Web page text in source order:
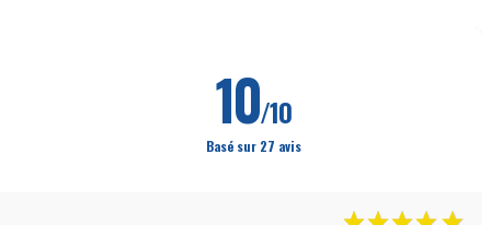
10/10
Basé sur 27 avis